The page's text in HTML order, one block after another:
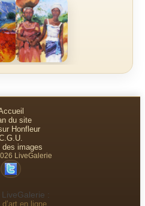
du site
Honfleur
des images
LiveGalerie
:
en ligne